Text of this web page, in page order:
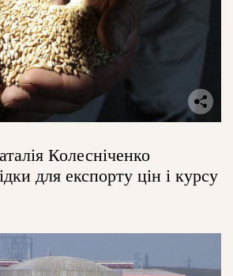
Колесніченко
для експорту цін і курсу